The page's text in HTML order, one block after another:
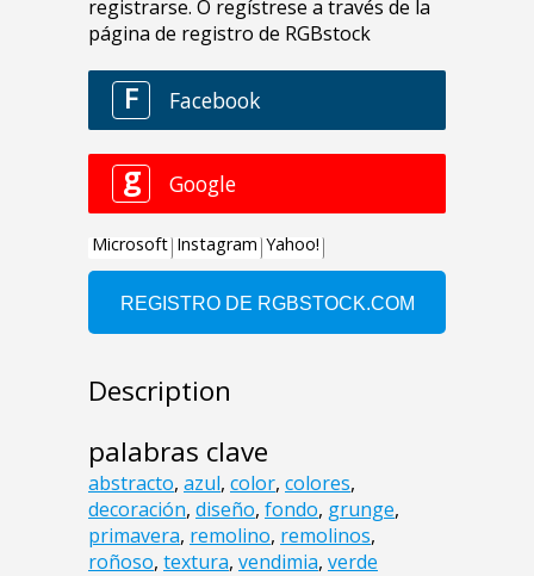
Description
palabras clave
abstracto, azul, color, colores,
decoración, diseño, fondo, grunge,
primavera, remolino, remolinos,
roñoso, textura, vendimia, verde